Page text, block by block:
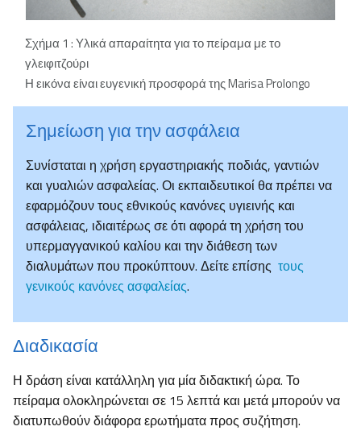
Σχήμα 1 : Υλικά απαραίτητα για το πείραμα με το
γλειφιτζούρι
Η εικόνα είναι ευγενική προσφορά της Marisa Prolongo
Σημείωση για την ασφάλεια
Συνίσταται η χρήση εργαστηριακής ποδιάς, γαντιών
και γυαλιών ασφαλείας. Οι εκπαιδευτικοί θα πρέπει να
εφαρμόζουν τους εθνικούς κανόνες υγιεινής και
ασφάλειας, ιδιαιτέρως σε ότι αφορά τη χρήση του
υπερμαγγανικού καλίου και την διάθεση των
διαλυμάτων που προκύπτουν. Δείτε επίσης τους
γενικούς κανόνες ασφαλείας.
Διαδικασία
Η δράση είναι κατάλληλη για μία διδακτική ώρα. Το
πείραμα ολοκληρώνεται σε 15 λεπτά και μετά μπορούν να
διατυπωθούν διάφορα ερωτήματα προς συζήτηση.